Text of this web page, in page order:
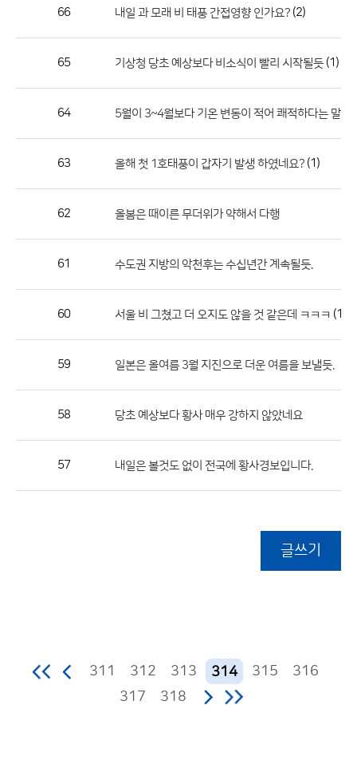
록
공
66 내일 과 모래 비 태풍 간접영향 인가요? (2)
65 기상청 당초 예상보다 비소식이 빨리 시작될듯 (1)
64 5월이 3~4월보다 기온 변동이 적어 쾌적하다는 말은
63 올해 첫 1호태풍이 갑자기 발생 하였네요? (1)
62 올봄은 때이른 무더위가 약해서 다행
61 수도권 지방의 악천후는 수십년간 계속될듯.
60 서울 비 그쳤고 더 오지도 않을 것 같은데 ㅋㅋㅋ (1)
59 일본은 올여름 3월 지진으로 더운 여름을 보낼듯.
58 당초 예상보다 황사 매우 강하지 않았네요
57 내일은 볼것도 없이 전국에 황사경보입니다.
글쓰기
311 312 313 314 315
316
317
318